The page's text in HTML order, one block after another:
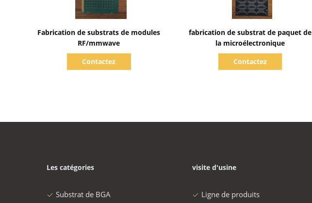
Fabrication de substrats de modules
RF/mmwave
Contactez
fabrication de substrat de paquet de
la microélectronique
Contactez
Les catégories
Substrat de BGA
visite d'usine
Ligne de produits